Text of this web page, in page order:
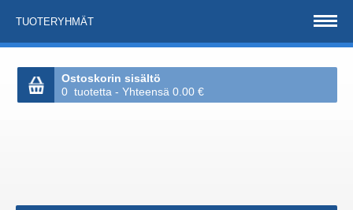
TUOTERYHMÄT
Ostoskorin sisältö
0 tuotetta - Yhteensä 0.00 €